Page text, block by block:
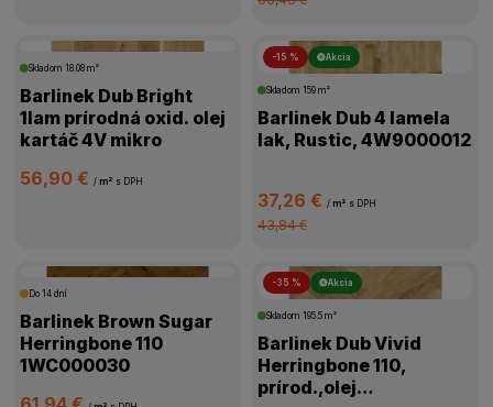
Skladom18.08 m²
Barlinek Dub Bright
1lam prírodná oxid. olej
kartáč 4V mikro
56,90 €/ m² s DPH
-15 % Akcia
Skladom 159 m²
Barlinek Dub 4 lamela
lak, Rustic, 4W9000012
37,26 € / m² s DPH
43,84 €
Do 14 dní
Barlinek Brown Sugar
Herringbone 110
1WC000030
-35 % Akcia
Skladom 195.5 m²
Barlinek Dub Vivid
Herringbone 110,
prírod.,olej